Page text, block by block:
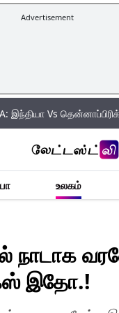
Advertisement
தென்னாப்பிரிக்கா
உலகம்
நாடாக
இதோ.!